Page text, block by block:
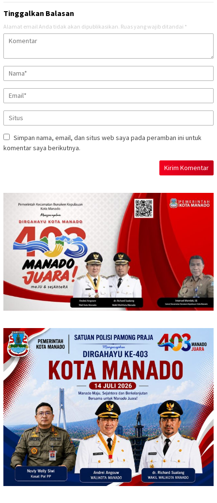
Tinggalkan Balasan
Alamat email Anda tidak akan dipublikasikan. Ruas yang wajib ditandai *
Simpan nama, email, dan situs web saya pada peramban ini untuk
komentar saya berikutnya.